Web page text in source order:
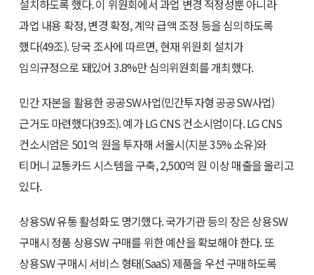
설치하도록 했다. 이 위원회에서 과업 변경 적정성뿐 아니라
과업 내용 확정, 변경 확정, 계약 급액 조정 등을 심의하도록
했다(49조). 당국 조사에 따르면, 현재 위원회 설치가
임의규정으로 돼있어 3.8%만 심의위원회를 개최했다.
민간 자본을 활용한 공공SW사업(민간투자형 공공SW사업)
근거도 마련했다(39조). 예가 LG CNS 컨소시엄이다. LG CNS
컨소시엄은 501억 원을 투자해 서울시(지분 35% 소유)와
티머니 교통카드 시스템을 구축, 2,500억 원 이상 매출을 올리고
있다.
상용SW 유통 활성화도 명기했다. 국가기관 등의 장은 상용SW
구매시 정품 상용SW 구매를 위한 예산을 확보해야 한다. 또
상용SW 구매시 서비스 형태(SaaS) 제품을 우선 구매하도록